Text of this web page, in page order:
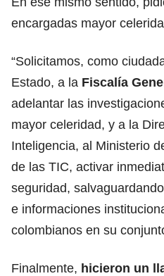
encargadas mayor
“Solicitamos, como
Estado, a la Fiscalía
adelantar las
mayor celeridad, y a la
Inteligencia, al Ministerio
de las TIC, activar
seguridad,
e informaciones
colombianos en su
Finalmente, hicieron un